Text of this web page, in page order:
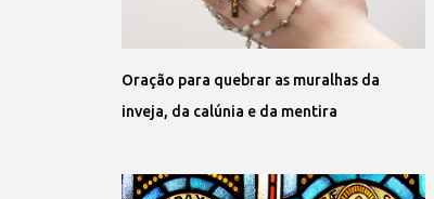
Oração para quebrar as muralhas da
inveja, da calúnia e da mentira